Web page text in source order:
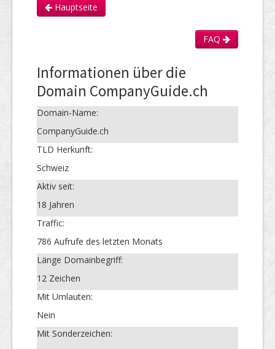
Hauptseite
FAQ
Informationen über die
Domain CompanyGuide.ch
Domain-Name:
CompanyGuide.ch
TLD Herkunft:
Schweiz
Aktiv seit:
18 Jahren
Traffic:
786 Aufrufe des letzten Monats
Länge Domainbegriff:
12 Zeichen
Mit Umlauten:
Nein
Mit Sonderzeichen: